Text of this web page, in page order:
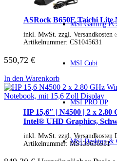
MSI Gaming
MSI Cubi
MSI PRO DP
MSI Desktop &
Huawei Laptop
Lenovo Laptop
Lenovo
Lenovo
Lenovo
Lenovo
Lenovo
IdeaPad
ASRock B650E Taichi Lite
inkl. MwSt. zzgl. Versandkosten
Artikelnummer: CS1045631
550,72 €
In den Warenkorb
HP 15,6″ | N4500 | 2 x
Intel® UHD Graphics,
inkl. MwSt. zzgl. Versandkosten
Artikelnummer: MS139636931